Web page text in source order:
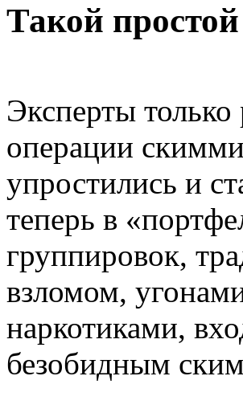
Такой
Эксперты
операции
упростились и
теперь в
группировок,
взломом,
наркотиками,
безобидным